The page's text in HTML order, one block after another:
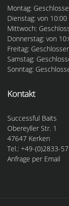
Montag:
Dienstag: von
Mittwoch:
Donnerstag: von
Freitag:
Samstag:
Sonntag:
Kontakt
Successful Baits
Obereyller Str. 1
47647 Kerken
Tel.: +49-(0)2833-
Anfrage per Email